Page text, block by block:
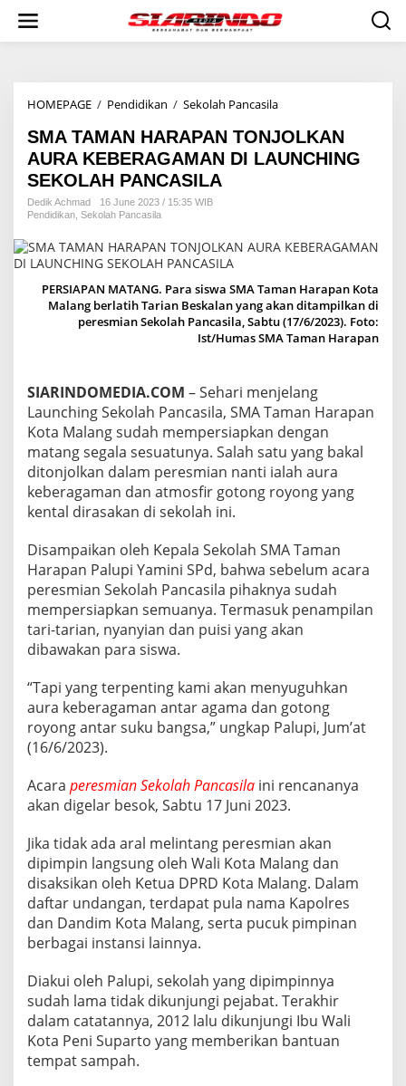
i
HOMEPAGE / Pendidikan / Sekolah Pancasila
A
T
A
A
A
P
A
N
J
O
L
K
A
N
A
A
K
E
B
E
R
M
A
N
A
U
C
H
I
N
G
S
L
A
H
P
A
SMA TAMAN HARAPAN TONJOLKAN
AURA KEBERAGAMAN DI LAUNCHING
SEKOLAH PANCASILA
Dedik Achmad
16 June 2023 / 15:35 WIB
Pendidikan Sekolah Pancasila
PERSIAPAN MATANG. Para siswa SMA Taman Harapan Kota
Malang berlatih Tarian Beskalan yang akan ditampilkan di
peresmian Sekolah Pancasila, Sabtu (17/6/2023). Foto:
Ist/Humas SMA Taman Harapan
SIARINDOMEDIA.COM – Sehari menjelang
Launching Sekolah Pancasila, SMA Taman Harapan
Kota Malang sudah mempersiapkan dengan
matang segala sesuatunya. Salah satu yang bakal
ditonjolkan dalam peresmian nanti ialah aura
keberagaman dan atmosfir gotong royong yang
kental dirasakan di sekolah ini.
Disampaikan oleh Kepala Sekolah SMA Taman
Harapan Palupi Yamini SPd, bahwa sebelum acara
peresmian Sekolah Pancasila pihaknya sudah
mempersiapkan semuanya. Termasuk penampilan
tari-tarian, nyanyian dan puisi yang akan
dibawakan para siswa.
“Tapi yang terpenting kami akan menyuguhkan
aura keberagaman antar agama dan gotong
royong antar suku bangsa,” ungkap Palupi, Jum’at
(16/6/2023).
Acara peresmian Sekolah Pancasila ini rencananya
akan digelar besok, Sabtu 17 Juni 2023.
Jika tidak ada aral melintang peresmian akan
dipimpin langsung oleh Wali Kota Malang dan
disaksikan oleh Ketua DPRD Kota Malang. Dalam
daftar undangan, terdapat pula nama Kapolres
dan Dandim Kota Malang, serta pucuk pimpinan
berbagai instansi lainnya.
Diakui oleh Palupi, sekolah yang dipimpinnya
sudah lama tidak dikunjungi pejabat. Terakhir
dalam catatannya, 2012 lalu dikunjungi Ibu Wali
Kota Peni Suparto yang memberikan bantuan
tempat sampah.